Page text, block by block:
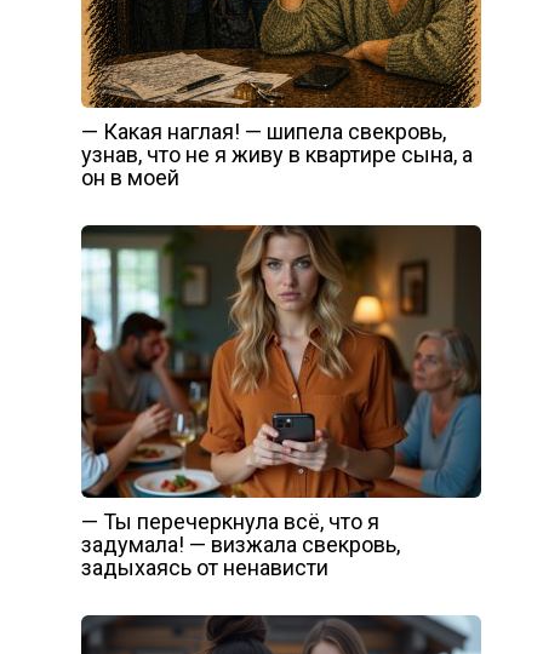
— Какая наглая! — шипела свекровь,
узнав, что не я живу в квартире сына, а
он в моей
— Ты перечеркнула всё, что я
задумала! — визжала свекровь,
задыхаясь от ненависти